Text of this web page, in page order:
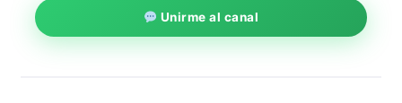
Unirme al canal